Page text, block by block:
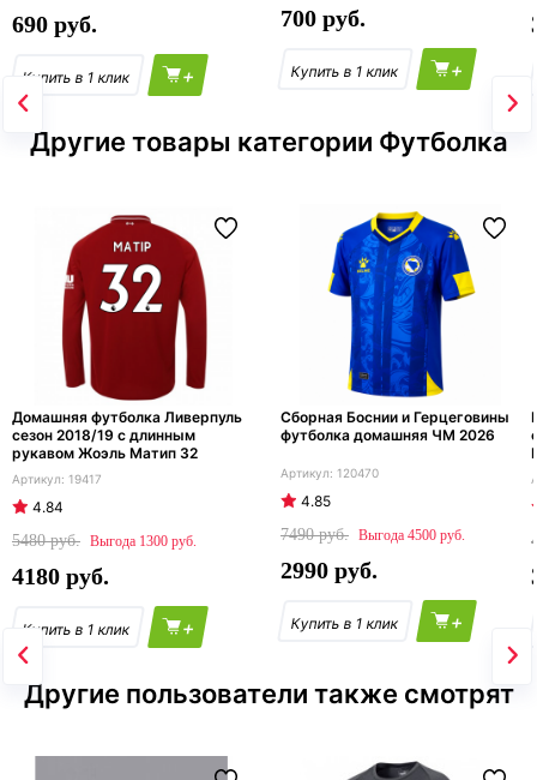
690
+
700
+
Другие товары категории Футболка
Домашняя футболка Ливерпуль
сезон 2018/19 с длинным
рукавом Жоэль Матип 32
19417
4.84
5480
1300
4180
+
Сборная Боснии и Герцеговины
футболка домашняя ЧМ 2026
120470
4.85
7490
4500
2990
+
Другие пользователи также смотрят